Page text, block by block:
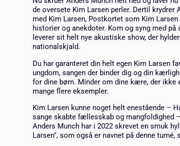
de oversete Kim Larsen perler. Dertil
med Kim Larsen, Postkortet som Kim
historier og anekdoter. Kom og syng med
leverer sit helt nye akustiske show, der
nationalskjald.
Du har garanteret din helt egen Kim Larsen
ungdom, sangen der binder dig og din
for dine børn. Minder om dine kære, der ikke
mange flere eksempler.
Kim Larsen kunne noget helt enestående –
sange skabte fællesskab og mangfoldighed
Anders Munch har i 2022 skrevet en smuk
Larsen", som også er navnet på denne